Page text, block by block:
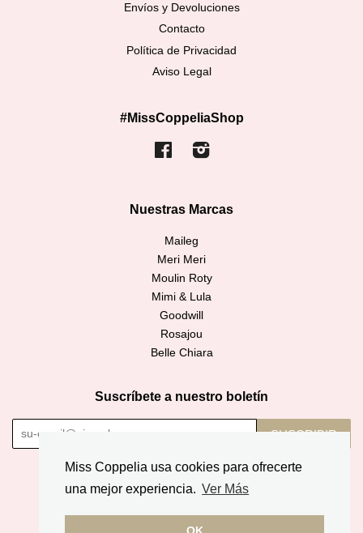
Miss Coppelia usa cookies para ofrecerte
una mejor experiencia. Ver Más
Envíos y Devoluciones
Contacto
Política de Privacidad
Aviso Legal
#MissCoppeliaShop
FacebookInstagram
Nuestras Marcas
Maileg
Meri Meri
Moulin Roty
Mimi & Lula
Goodwill
Rosajou
Belle Chiara
Suscríbete a nuestro boletín
SUSCRIBIR
Copyright © 2026, Miss Coppelia